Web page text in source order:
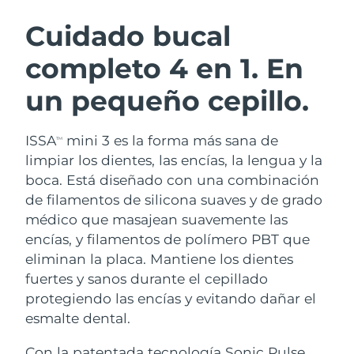
Cuidado bucal
completo 4 en 1. En
un pequeño cepillo.
ISSATM
mini 3 es la forma más sana de
limpiar los dientes, las encías, la lengua y la
boca. Está diseñado con una combinación
de filamentos de silicona suaves y de grado
médico que masajean suavemente las
encías, y filamentos de polímero PBT que
eliminan la placa. Mantiene los dientes
fuertes y sanos durante el cepillado
protegiendo las encías y evitando dañar el
esmalte dental.
Limpieza facial
Anti-aging massage
LUNA™ 4 Plus
Massage, LED heating
LUNA™ 4 Men
For men, anti-aging massage
Lifting facial
Microcurrent toning
BEAR™ 2 go
Microcurrent toning on-the-go
BEAR™ 2 eyes & lips
Microcurrent line smoothing device
Hidratación
UFO™ 3 pack
Deep facial hydration
UFO™ 3 LED
Near-infrared and red light therapy
device
Cuidado bucal
issa™ 4
Hybrid silicone sonic toothbrush
issa™ 4 plus
Smart hybrid silicone sonic toothbrush
TRATAMIENTO ANTIEDAD FAQ™
Antiedad
NEW
Austria Entrega prevista
Baréin Entrega prevista8/11/26
Bélgica Entrega prevista8/10/26
Bermudas Entrega prevista
Bosnia y Herzegovina Entrega prevista 8/13/26
Brunéi Entrega prevista
Bulgaria Entrega prevista8/10/26
Canadá Entrega prevista
Chile